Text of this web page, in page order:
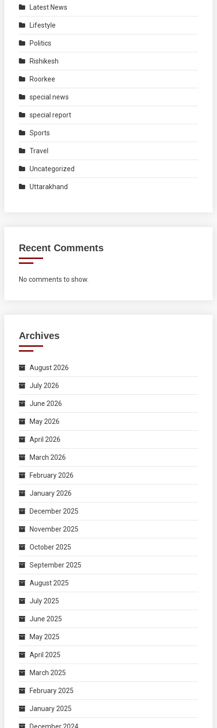
Latest News
Lifestyle
Politics
Rishikesh
Roorkee
special news
special report
Sports
Travel
Uncategorized
Uttarakhand
Recent Comments
No comments to show.
Archives
August 2026
July 2026
June 2026
May 2026
April 2026
March 2026
February 2026
January 2026
December 2025
November 2025
October 2025
September 2025
August 2025
July 2025
June 2025
May 2025
April 2025
March 2025
February 2025
January 2025
December 2024